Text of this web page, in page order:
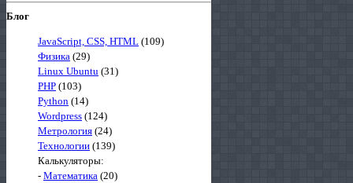
Блог
JavaScript, CSS, HTML (109)
Физика (29)
Linux Ubuntu (31)
PHP (103)
Python (14)
Wordpress (124)
Метрология (24)
Технологии (139)
Калькуляторы:
- Математика (20)